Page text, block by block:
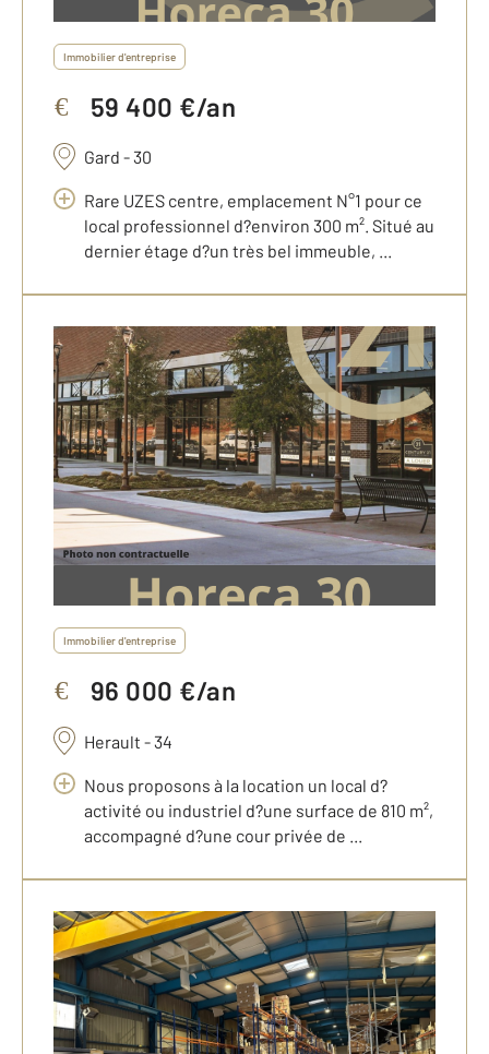
Immobilier d'entreprise
€ 59 400 €/an
Gard - 30
Rare UZES centre, emplacement N°1 pour ce
local professionnel d?environ 300 m². Situé au
dernier étage d?un très bel immeuble, ...
Immobilier d'entreprise
€ 96 000 €/an
Herault - 34
Nous proposons à la location un local d?
activité ou industriel d?une surface de 810 m²,
accompagné d?une cour privée de ...